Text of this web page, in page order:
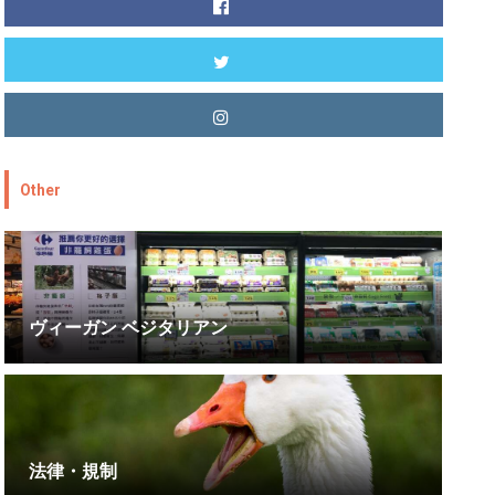
Other
ヴィーガン ベジタリアン
法律・規制